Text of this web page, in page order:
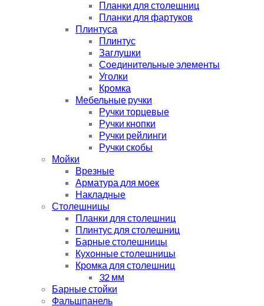
Планки для столешниц
Планки для фартуков
Плинтуса
Плинтус
Заглушки
Соединительные элементы
Уголки
Кромка
Мебельные ручки
Ручки торцевые
Ручки кнопки
Ручки рейлинги
Ручки скобы
Мойки
Врезные
Арматура для моек
Накладные
Столешницы
Планки для столешниц
Плинтус для столешниц
Барные столешницы
Кухонные столешницы
Кромка для столешниц
32 мм
Барные стойки
Фальшпанель